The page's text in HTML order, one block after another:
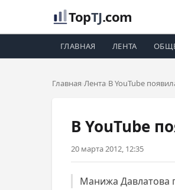
TopTJ.com
ГЛАВНАЯ ЛЕНТА
Главная Лента В YouTube
В YouTube
20 марта 2012, 12:35
Манижа Давлатова